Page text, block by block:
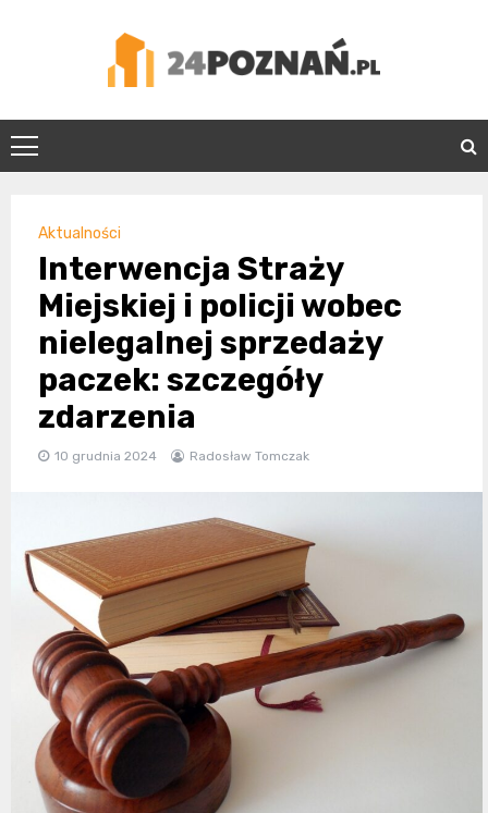
24Poznań.pl
Aktualności
Interwencja Straży
Miejskiej i policji wobec
nielegalnej sprzedaży
paczek: szczegóły
zdarzenia
10 grudnia 2024 Radosław Tomczak